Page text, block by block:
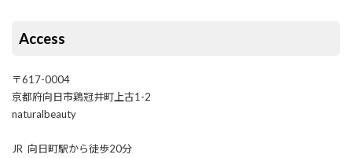
Access
〒617-0004
京都府向日市鶏冠井町上古1-2
naturalbeauty
JR 向日町駅から徒歩20分